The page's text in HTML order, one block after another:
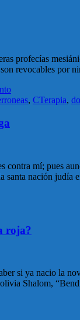
profecías
revocables por
, CTerapia,
contra mí; pues
santa nación
roja?
si ya nacio la
Shalom,